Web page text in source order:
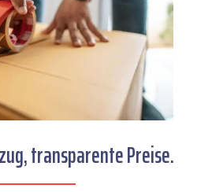
transparente Preise.